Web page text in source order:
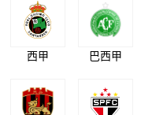
西甲 巴西甲